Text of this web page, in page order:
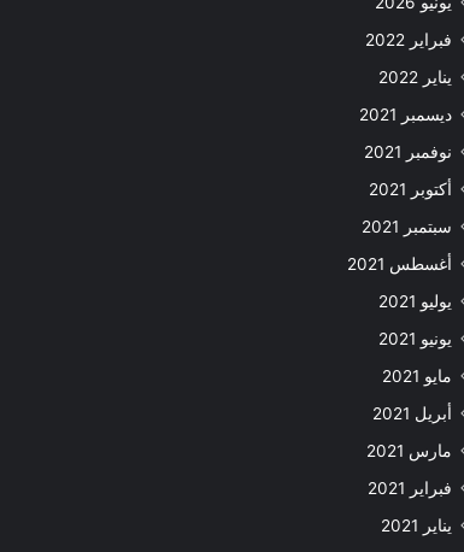
فبراير 2022
يناير 2022
ديسمبر 2021
نوفمبر 2021
أكتوبر 2021
سبتمبر 2021
أغسطس 2021
يوليو 2021
يونيو 2021
مايو 2021
أبريل 2021
مارس 2021
فبراير 2021
يناير 2021